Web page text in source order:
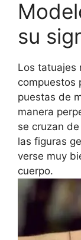
su
Los tatuajes
compuestos
puestas de
manera
se cruzan
las figuras
verse muy
cuerpo.